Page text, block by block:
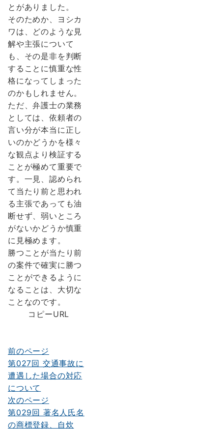
とがありました。
そのためか、ヨシカ
ワは、どのような見
解や主張について
も、その是非を判断
することに慎重な性
格になってしまった
のかもしれません。
ただ、弁護士の業務
としては、依頼者の
言い分が本当に正し
いのかどうかを様々
な観点より検証する
ことが極めて重要で
す。一見、認められ
て当たり前と思われ
る主張であっても油
断せず、弱いところ
がないかどうか慎重
に見極めます。
勝つことが当たり前
の案件で確実に勝つ
ことができるように
なることは、大切な
ことなのです。
コピーURL
投
稿
ナ
ビ
ゲ
前のページ
第027回 交通事故に
遭遇した場合の対応
について
次のページ
第029回 著名人氏名
の商標登録、自炊